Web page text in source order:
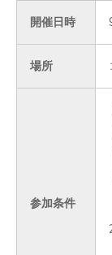
開催日時
場所
参加条件